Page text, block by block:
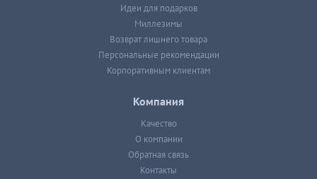
Идеи для подарков
Миллезимы
Возврат лишнего товара
Персональные рекомендации
Корпоративным клиентам
Компания
Качество
О компании
Обратная связь
Контакты